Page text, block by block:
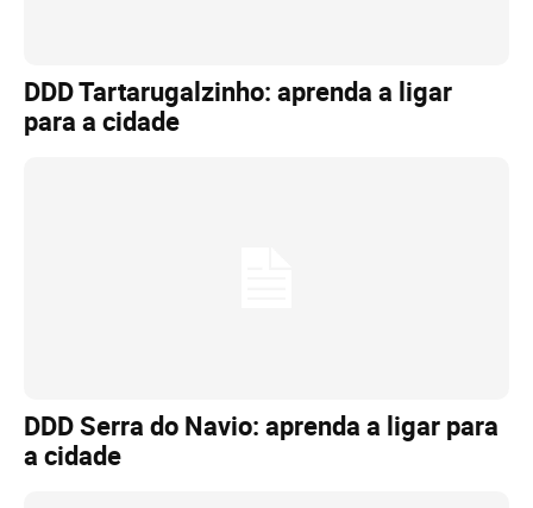
DDD Tartarugalzinho: aprenda a ligar
para a cidade
DDD Serra do Navio: aprenda a ligar para
a cidade